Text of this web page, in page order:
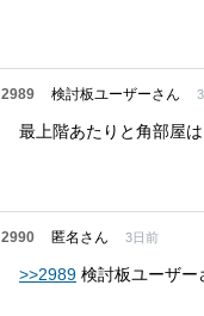
2989 検討板ユーザーさん
最上階あたりと角部屋
2990 匿名さん 3日前
>>2989 検討板ユーザー